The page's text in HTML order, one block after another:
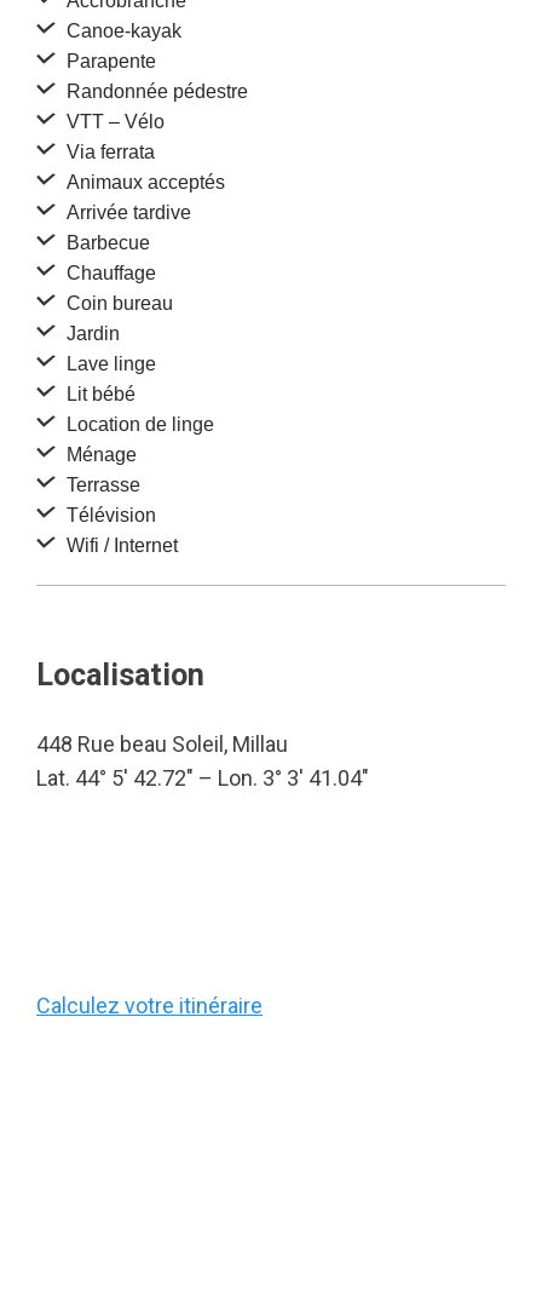
Canoe-kayak
Parapente
Randonnée pédestre
VTT – Vélo
Via ferrata
Animaux acceptés
Arrivée tardive
Barbecue
Chauffage
Coin bureau
Jardin
Lave linge
Lit bébé
Location de linge
Ménage
Terrasse
Télévision
Wifi / Internet
Localisation
448 Rue beau Soleil, Millau
Lat. 44° 5′ 42.72″ – Lon. 3° 3′ 41.04″
Calculez votre itinéraire